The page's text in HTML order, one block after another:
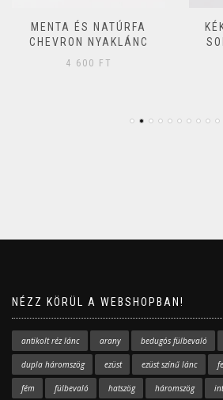
MENTA ÉS NATÚRFA
CHEVRON NYAKLÁNC
4 600 FT
NÉZZ KÖRÜL A WEBSHOPBAN!
antikolt réz lánc arany bedugós fülbevaló
dupla háromszög ezüst ezüst színű lánc
fém fülbevaló hatszög háromszög